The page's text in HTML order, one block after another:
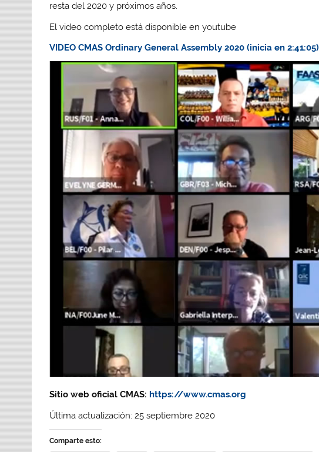
resta del 2020 y próximos años.
El video completo está disponible en youtube
VIDEO CMAS Ordinary General Assembly 2020 (inicia en 2:41:05)
Sitio web oficial CMAS: https://www.cmas.org
Última actualización: 25 septiembre 2020
Comparte esto: